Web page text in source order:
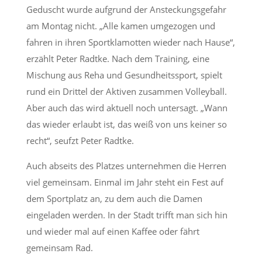
Geduscht wurde aufgrund der Ansteckungsgefahr
am Montag nicht. „Alle kamen umgezogen und
fahren in ihren Sportklamotten wieder nach Hause“,
erzählt Peter Radtke. Nach dem Training, eine
Mischung aus Reha und Gesundheitssport, spielt
rund ein Drittel der Aktiven zusammen Volleyball.
Aber auch das wird aktuell noch untersagt. „Wann
das wieder erlaubt ist, das weiß von uns keiner so
recht“, seufzt Peter Radtke.
Auch abseits des Platzes unternehmen die Herren
viel gemeinsam. Einmal im Jahr steht ein Fest auf
dem Sportplatz an, zu dem auch die Damen
eingeladen werden. In der Stadt trifft man sich hin
und wieder mal auf einen Kaffee oder fährt
gemeinsam Rad.